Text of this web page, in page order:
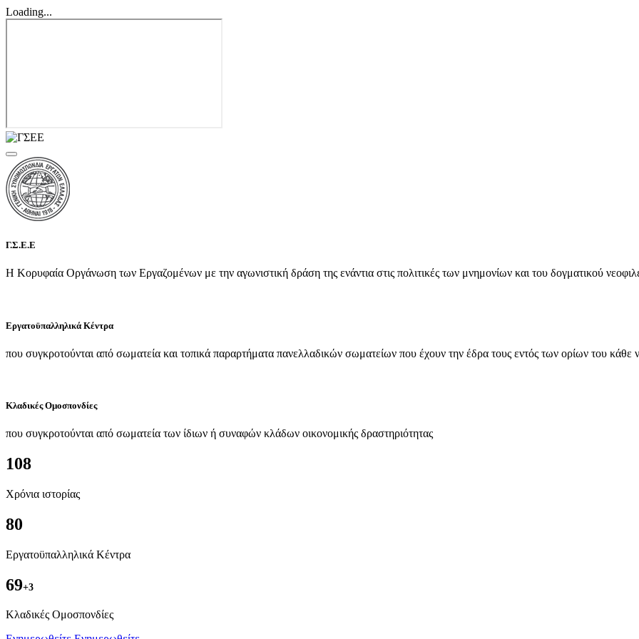
Loading...
Γ.Σ.Ε.Ε
Η Κορυφαία Οργάνωση των Εργαζομένων με την αγωνιστική δράση της ενάντια στις πολιτικές των μνημονίων και του δογματικού
Εργατοϋπαλληλικά Κέντρα
που συγκροτούνται από σωματεία και τοπικά παραρτήματα πανελλαδικών σωματείων που έχουν την έδρα τους εντός των ορίων του κάθε
Κλαδικές Ομοσπονδίες
που συγκροτούνται από σωματεία των ίδιων ή συναφών κλάδων οικονομικής δραστηριότητας
108
Χρόνια ιστορίας
80
Εργατοϋπαλληλικά Κέντρα
69+3
Kλαδικές Ομοσπονδίες